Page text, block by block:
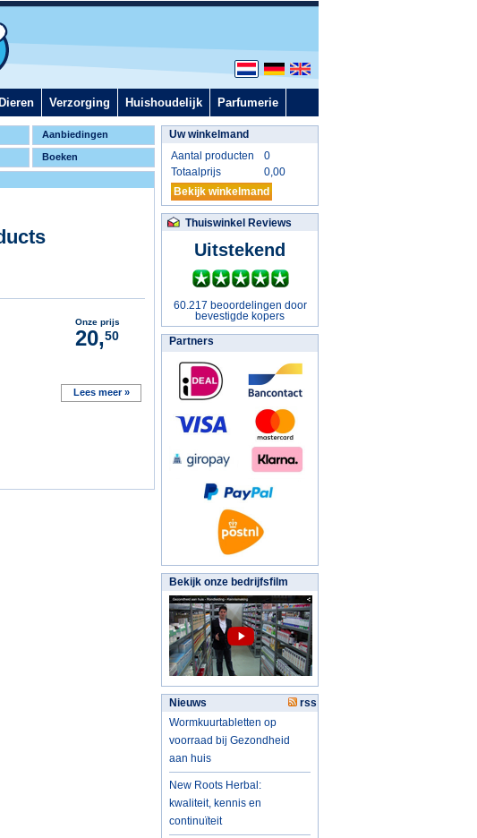
Dieren Verzorging Huishoudelijk Parfumerie
Aanbiedingen
Boeken
Onze prijs
20,50
Lees meer »
Uw winkelmand
Aantal producten
0
Totaalprijs
0,00
Bekijk winkelmand
Thuiswinkel Reviews
Uitstekend
60.217 beoordelingen door
bevestigde kopers
Partners
Bekijk onze bedrijfsfilm
Nieuws
rss
Wormkuurtabletten op
voorraad bij Gezondheid
aan huis
New Roots Herbal:
kwaliteit, kennis en
continuïteit